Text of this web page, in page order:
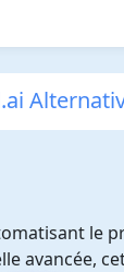
le
avancée,